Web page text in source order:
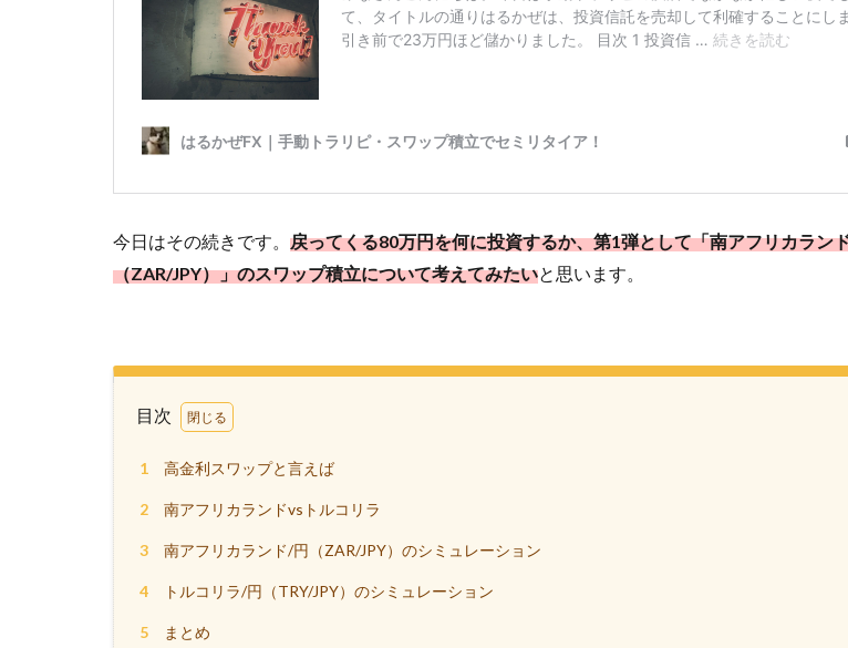
今日はその続きです。 戻ってくる80万円を何に投資するか、第1弾として「南アフリカラン
（ZAR/JPY）」のスワップ積立について考えてみたいと思います。
目次
1 高金利スワップと言えば
2 南アフリカランドvsトルコリラ
3 南アフリカランド/円（ZAR/JPY）のシミュレーション
4 トルコリラ/円（TRY/JPY）のシミュレーション
5 まとめ